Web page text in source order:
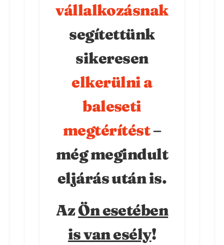
vállalkozásnak
segítettünk
sikeresen
elkerülni a
baleseti
megtérítést–
még megindult
eljárás után is.
AzÖn esetében
is van esély!